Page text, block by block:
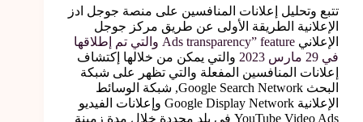
تتبع وتحليل إعلانات المنافسين على منصة جوجل ادز
الإعلانية الطريقة الأولى عن طريق مركز جوجل
الإعلاني
Ads transparency” feature والتي تم إطلاقها
في 29 مارس 2023
والتي يمكن من خلالها إكتشاف
إعلانات المنافسين المفعلة والتي تظهر على شبكة
البحث Google Search Network, شبكة الوسائط
الإعلانية Google Display Network وإعلانات الفيديو
YouTube Video Ads في بلد محددة خلال مدة زمينة